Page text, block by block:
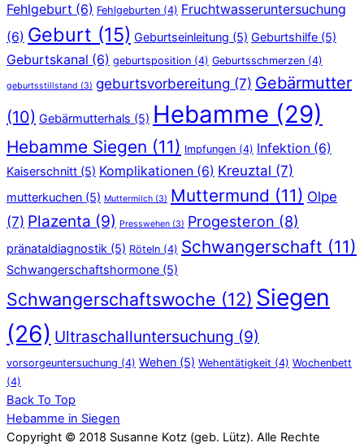
Fehlgeburt (6) Fehlgeburten (4) Fruchtwasseruntersuchung
(6) Geburt (15) Geburtseinleitung (5) Geburtshilfe (5)
Geburtskanal (6) geburtsposition (4) Geburtsschmerzen (4)
geburtsstillstand (3) geburtsvorbereitung (7) Gebärmutter
(10) Gebärmutterhals (5) Hebamme (29)
Hebamme Siegen (11) Impfungen (4) Infektion (6)
Kaiserschnitt (5) Komplikationen (6) Kreuztal (7)
mutterkuchen (5) Muttermilch (3) Muttermund (11) Olpe
(7) Plazenta (9) Presswehen (3) Progesteron (8)
pränataldiagnostik (5) Röteln (4) Schwangerschaft (11)
Schwangerschaftshormone (5)
Schwangerschaftswoche (12) Siegen
(26) Ultraschalluntersuchung (9)
vorsorgeuntersuchung (4) Wehen (5) Wehentätigkeit (4) Wochenbett
(4)
Back To Top
Hebamme in Siegen
Copyright © 2018 Susanne Kotz (geb. Lütz). Alle Rechte